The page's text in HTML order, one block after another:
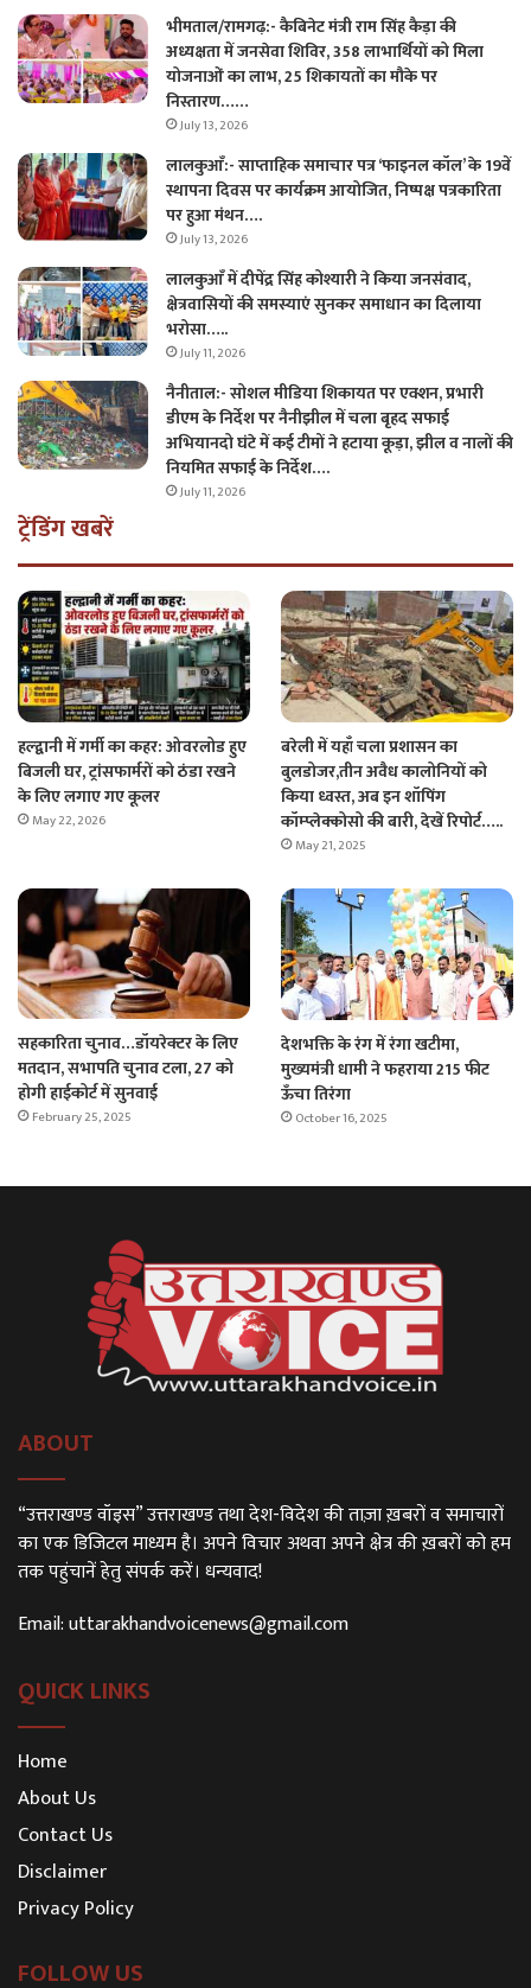
भीमताल/रामगढ़:- कैबिनेट मंत्री राम सिंह कैड़ा की
अध्यक्षता में जनसेवा शिविर, 358 लाभार्थियों को मिला
योजनाओं का लाभ, 25 शिकायतों का मौके पर
निस्तारण……
July 13, 2026
लालकुआँ:- साप्ताहिक समाचार पत्र ‘फाइनल कॉल’ के 19वें
स्थापना दिवस पर कार्यक्रम आयोजित, निष्पक्ष पत्रकारिता
पर हुआ मंथन….
July 13, 2026
लालकुआँ में दीपेंद्र सिंह कोश्यारी ने किया जनसंवाद,
क्षेत्रवासियों की समस्याएं सुनकर समाधान का दिलाया
भरोसा…..
July 11, 2026
नैनीताल:- सोशल मीडिया शिकायत पर एक्शन, प्रभारी
डीएम के निर्देश पर नैनीझील में चला बृहद सफाई
अभियानदो घंटे में कई टीमों ने हटाया कूड़ा, झील व नालों की
नियमित सफाई के निर्देश….
July 11, 2026
ट्रेंडिंग खबरें
हल्द्वानी में गर्मी का कहर: ओवरलोड हुए
बिजली घर, ट्रांसफार्मरों को ठंडा रखने
के लिए लगाए गए कूलर
May 22, 2026
बरेली में यहाँ चला प्रशासन का
बुलडोजर,तीन अवैध कालोनियों को
किया ध्वस्त, अब इन शॉपिंग
कॉम्प्लेक्कोसो की बारी, देखें रिपोर्ट…..
May 21, 2025
सहकारिता चुनाव…डॉयरेक्टर के लिए
मतदान, सभापति चुनाव टला, 27 को
होगी हाईकोर्ट में सुनवाई
February 25, 2025
देशभक्ति के रंग में रंगा खटीमा,
मुख्यमंत्री धामी ने फहराया 215 फीट
ऊँचा तिरंगा
October 16, 2025
ABOUT
“उत्तराखण्ड वॉइस” उत्तराखण्ड तथा देश-विदेश की ताज़ा ख़बरों व समाचारों
का एक डिजिटल माध्यम है। अपने विचार अथवा अपने क्षेत्र की ख़बरों को हम
तक पहुंचानें हेतु संपर्क करें। धन्यवाद!
Email:uttarakhandvoicenews@gmail.com
QUICK LINKS
Home
About Us
Contact Us
Disclaimer
Privacy Policy
FOLLOW US